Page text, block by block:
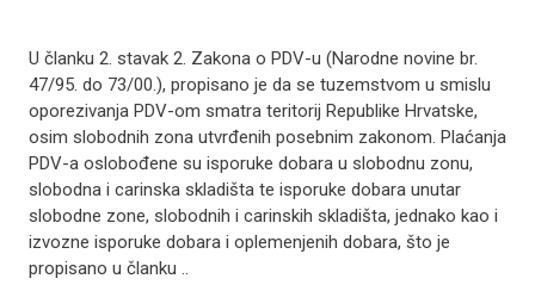
U članku 2. stavak 2. Zakona o PDV-u (Narodne novine br.
47/95. do 73/00.), propisano je da se tuzemstvom u smislu
oporezivanja PDV-om smatra teritorij Republike Hrvatske,
osim slobodnih zona utvrđenih posebnim zakonom. Plaćanja
PDV-a oslobođene su isporuke dobara u slobodnu zonu,
slobodna i carinska skladišta te isporuke dobara unutar
slobodne zone, slobodnih i carinskih skladišta, jednako kao i
izvozne isporuke dobara i oplemenjenih dobara, što je
propisano u članku ..